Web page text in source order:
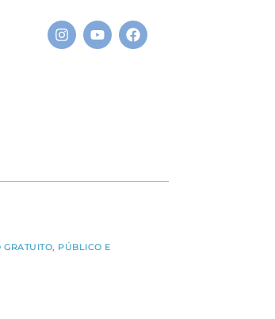
GRATUITO, PÚBLICO E